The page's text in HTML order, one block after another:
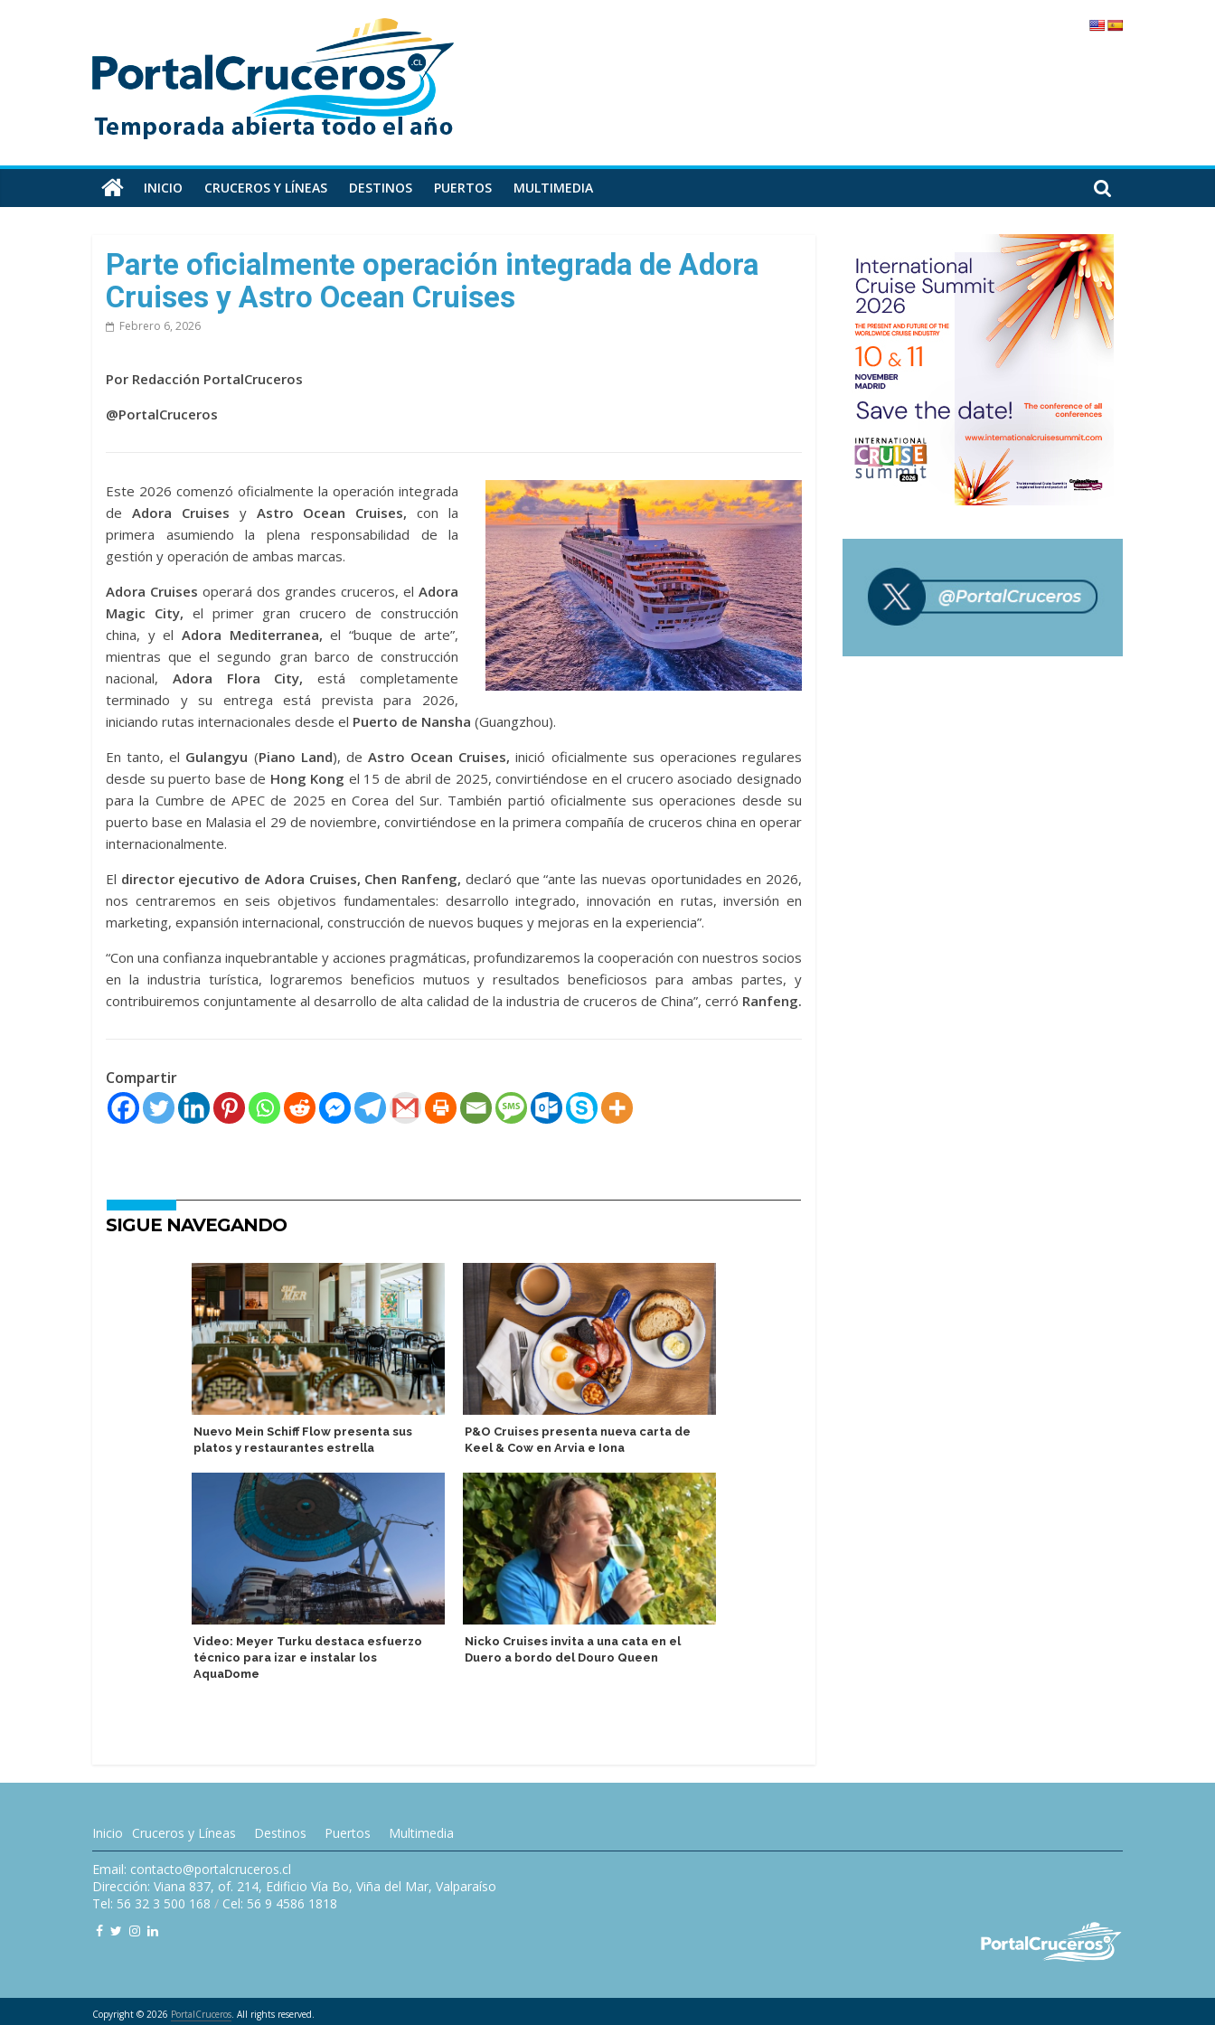
PortalCruceros
Toda
información
cruceros
en
un
sitio
INICIO CRUCEROS Y LÍNEAS DESTINOS PUERTOS MULTIMEDIA
Parte oficialmente operación integrada de Adora
Cruises y Astro Ocean Cruises
Febrero 6, 2026
Por Redacción PortalCruceros
@PortalCruceros
Este 2026 comenzó oficialmente la operación integrada
de Adora Cruises yAstro Ocean Cruises, con la
primera asumiendo la plena responsabilidad de la
gestión y operación de ambas marcas.
Adora Cruises operará dos grandes cruceros, el Adora
Magic City, el primer gran crucero de construcción
china, y el Adora Mediterranea, el “buque de arte”,
mientras que el segundo gran barco de construcción
nacional, Adora Flora City, está completamente
terminado y su entrega está prevista para 2026,
iniciando rutas internacionales desde el Puerto de Nansha (Guangzhou).
En tanto, el Gulangyu (Piano Land), de Astro Ocean Cruises, inició oficialmente sus operaciones regulares
desde su puerto base de Hong Kong el 15 de abril de 2025, convirtiéndose en el crucero asociado designado
para la Cumbre de APEC de 2025 en Corea del Sur. También partió oficialmente sus operaciones desde su
puerto base en Malasia el 29 de noviembre, convirtiéndose en la primera compañía de cruceros china en operar
internacionalmente.
El director ejecutivo de Adora Cruises, Chen Ranfeng, declaró que “ante las nuevas oportunidades en 2026,
nos centraremos en seis objetivos fundamentales: desarrollo integrado, innovación en rutas, inversión en
marketing, expansión internacional, construcción de nuevos buques y mejoras en la experiencia”.
“Con una confianza inquebrantable y acciones pragmáticas, profundizaremos la cooperación con nuestros socios
en la industria turística, lograremos beneficios mutuos y resultados beneficiosos para ambas partes, y
contribuiremos conjuntamente al desarrollo de alta calidad de la industria de cruceros de China”, cerró Ranfeng.
Compartir
SIGUE NAVEGANDO
Nuevo Mein Schiff Flow presenta sus
platos y restaurantes estrella
Video: Meyer Turku destaca esfuerzo
técnico para izar e instalar los
AquaDome
P&O Cruises presenta nueva carta de
Keel & Cow en Arvia e Iona
Nicko Cruises invita a una cata en el
Duero a bordo del Douro Queen
Inicio Cruceros y Líneas Destinos Puertos Multimedia
Email: contacto@portalcruceros.cl
Dirección: Viana 837, of. 214, Edificio Vía Bo, Viña del Mar, Valparaíso
Tel: 56 32 3 500 168 / Cel: 56 9 4586 1818
Copyright © 2026 PortalCruceros. All rights reserved.